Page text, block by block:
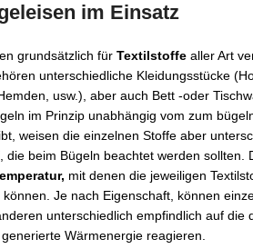
im Einsatz
grundsätzlich für Textilstoffe aller Art
unterschiedliche Kleidungsstücke
usw.), aber auch Bett -oder
im Prinzip unabhängig vom zum
weisen die einzelnen Stoffe aber
die beim Bügeln beachtet werden sollten.
mit denen die jeweiligen
Je nach Eigenschaft, können
unterschiedlich empfindlich auf die
generierte Wärmenergie reagieren.